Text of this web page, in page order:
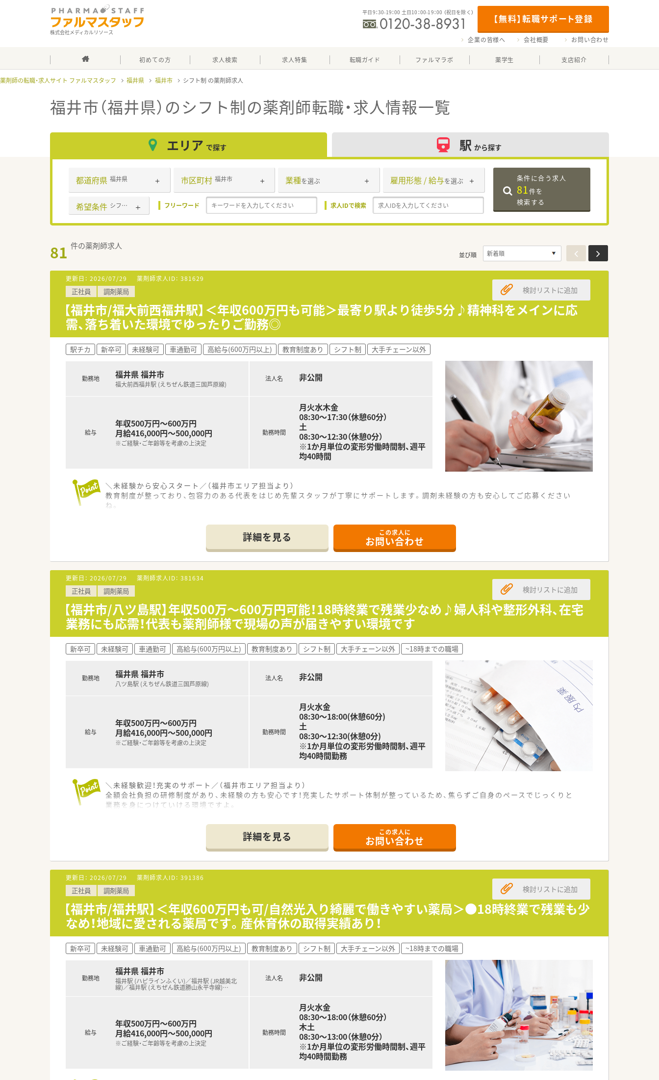
株式会社メディカルリソース
【無料】転職サポート登録
平日9：30-19：00 土日10：00-19：00 （祝日を除く）
企業の皆様へ 会社概要 お問い合わせ
初めての方 求人検索 求人特集 転職ガイド ファルマラボ 薬学生 支店紹介
薬剤師の転職・求人サイト ファルマスタッフ 福井県 福井市 シフト制
福井市（福井県）のシフト制の薬剤師転職・求人情報一覧
エリア で探す 駅 から探す
都道府県 福井県 市区町村 福井市 業種を選ぶ 雇用形態 / 給与を選ぶ
希望条件 シフト制 フリーワード 求人IDで検索
条件に合う求人
81件を
検索する
81 件の薬剤師求人
並び順
更新日： 2026/07/29 薬剤師求人ID： 381629
正社員 調剤薬局
【福井市/福大前西福井駅】＜年収600万円も可能＞最寄り駅より徒歩5分♪精神科をメインに応
需、落ち着いた環境でゆったりご勤務◎
検討リストに追加
駅チカ 新卒可 未経験可 車通勤可 高給与(600万円以上) 教育制度あり シフト制 大手チェーン以外
勤務地 福井県 福井市
福大前西福井駅 (えちぜん鉄道三国芦原線)
給与
年収500万円～600万円
月給416,000円～500,000円
※ご経験・ご年齢等を考慮の上決定
法人名 非公開
勤務時間
月火水木金
08:30～17:30（休憩60分）
土
08:30～12:30（休憩0分）
※1か月単位の変形労働時間制、週平
均40時間
＼未経験から安心スタート／（福井市エリア担当より）
教育制度が整っており、包容力のある代表をはじめ先輩スタッフが丁寧にサポートします。調剤未経験の方も安心してご応募ください
ね。
■最寄り駅から徒歩5分という好立地にあり、毎日の通勤負担を大きく軽減できる通いやすい調剤薬局です。
■精神科や心療内科をメインに多岐にわたる科目を扱い、1日あたり60～70枚ほどの処方箋に対応しています。
■外来調剤だけでなく施設への在宅業務も担当しており、地域医療を支える重要な拠点として機能しています。
【法人のご紹介】
■福井県福井市を中心に7店舗を展開する地域密着型の調剤薬局で常勤薬剤師様の募集です！
■薬剤師会の会費補助や研修認定薬剤師の生涯研修の補助など、教育研修制度も充実しています。
■ご経験・ご年齢等を考慮のうえ高年収＜600万円＞でお迎えします！年俸制がご希望の方はご相談可能です。
【想定されるキャリアイメージ】
■まずは現場での調剤業務や服薬指導を通じて基本スキルを磨き、施設在宅のノウハウも段階的に習得していただきます。
■研修認定薬剤師の取得に向けた支援制度を活用し、専門的な知識を深めながら地域で信頼される薬剤師へと成長できます。
■将来的には薬局長としての店舗管理や、後進の育成指導などマネジメント業務に挑戦するキャリアパスも描ける環境です。
詳細を見る この求人に
お問い合わせ
更新日： 2026/07/29 薬剤師求人ID： 381634
正社員 調剤薬局
【福井市/八ツ島駅】年収500万～600万円可能！18時終業で残業少なめ♪婦人科や整形外科、在宅
業務にも応需！代表も薬剤師様で現場の声が届きやすい環境です
検討リストに追加
新卒可 未経験可 車通勤可 高給与(600万円以上) 教育制度あり シフト制 大手チェーン以外 ~18時までの職場
勤務地 福井県 福井市
八ツ島駅 (えちぜん鉄道三国芦原線)
給与
年収500万円～600万円
月給416,000円～500,000円
※ご経験・ご年齢等を考慮の上決定
法人名 非公開
勤務時間
月火水金
08:30～18:00(休憩60分)
土
08:30～12:30(休憩0分)
※1か月単位の変形労働時間制、週平
均40時間勤務
＼未経験歓迎！充実のサポート／（福井市エリア担当より）
全額会社負担の研修制度があり、未経験の方も安心です！充実したサポート体制が整っているため、焦らずご自身のペースでじっくりと
業務を身につけていける環境ですよ。
■福井市に位置し最寄りの八ツ島駅からは車で5分ほどの場所にある、地域密着型の薬局です。
■近隣の医療機関より内科や婦人科や整形外科の処方箋を、1日あたり30枚から40枚ほど応需しています。
■外来調剤だけでなく居宅や施設への在宅業務も行っており、地域医療に幅広く貢献できる環境です。
【法人のご紹介】
■福井県福井市を中心に7店舗を展開する地域密着型の調剤薬局で常勤薬剤師様の募集です！
■代表自らが薬剤師であるため、現場で働くスタッフの目線に立った寄り添いや、細やかな配慮が行き届いている環境です。
■ご経験・ご年齢等を考慮のうえ高年収＜600万円＞でお迎えします！年俸制がご希望の方はご相談可能です。
【想定されるキャリアイメージ】
■まずは現場での調剤業務や服薬指導を通じて基本スキルを磨き、施設在宅のノウハウも段階的に習得していただきます。
■研修認定薬剤師の取得に向けた支援制度を活用し、専門的な知識を深めながら地域で信頼される薬剤師へと成長できます。
■将来的には薬局長としての店舗管理や、後進の育成指導などマネジメント業務に挑戦するキャリアパスも描ける環境です。
詳細を見る この求人に
お問い合わせ
更新日： 2026/07/29 薬剤師求人ID： 391386
正社員 調剤薬局
【福井市/福井駅】＜年収600万円も可/自然光入り綺麗で働きやすい薬局＞●18時終業で残業も少
なめ！地域に愛される薬局です。産休育休の取得実績あり！
検討リストに追加
新卒可 未経験可 車通勤可 高給与(600万円以上) 教育制度あり シフト制 大手チェーン以外 ~18時までの職場
勤務地
福井県 福井市
福井駅 (ハピラインふくい)／福井駅 (JR越美北
線)／福井駅 (えちぜん鉄道勝山永平寺線)…
給与
年収500万円～600万円
月給416,000円～500,000円
※ご経験・ご年齢等を考慮の上決定
法人名 非公開
勤務時間
月火水金
08:30～18:00（休憩60分）
木土
08:30～13:00（休憩0分）
※1か月単位の変形労働時間制、週平
均40時間勤務